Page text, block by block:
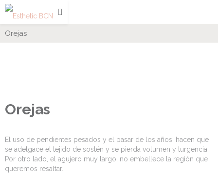
Orejas
Orejas
El uso de pendientes pesados y el pasar de los años, hacen que
se adelgace el tejido de sostén y se pierda volumen y turgencia.
Por otro lado, el agujero muy largo, no embellece la región que
queremos resaltar.